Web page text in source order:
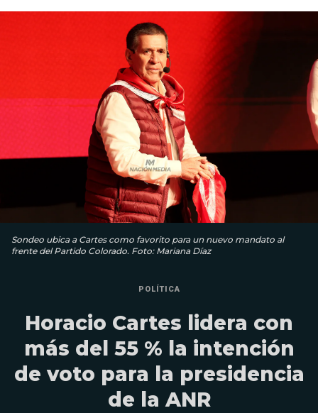
Sondeo ubica a Cartes como favorito para un nuevo mandato al
frente del Partido Colorado. Foto: Mariana Díaz
POLÍTICA
Horacio Cartes lidera con
más del 55 % la intención
de voto para la presidencia
de la ANR